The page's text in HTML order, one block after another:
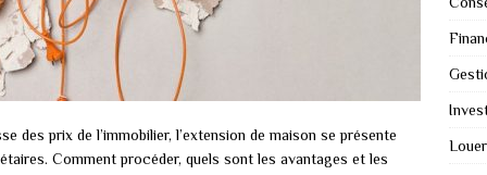
des prix de l’immobilier, l’extension de maison se présente
Comment procéder, quels sont les avantages et les
Louer